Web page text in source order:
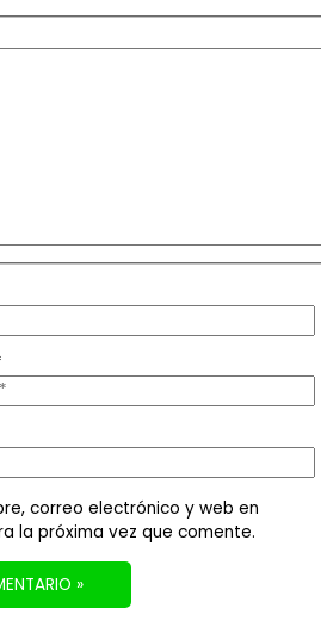
correo electrónico y web en
la próxima vez que comente.